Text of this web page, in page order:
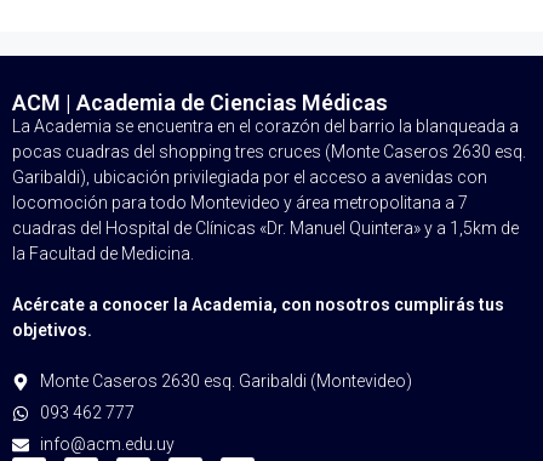
ACM | Academia de Ciencias Médicas
La Academia se encuentra en el corazón del barrio la blanqueada a
pocas cuadras del shopping tres cruces (Monte Caseros 2630 esq.
Garibaldi), ubicación privilegiada por el acceso a avenidas con
locomoción para todo Montevideo y área metropolitana a 7
cuadras del Hospital de Clínicas «Dr. Manuel Quintera» y a 1,5km de
la Facultad de Medicina.
Acércate a conocer la Academia, con nosotros cumplirás tus
objetivos.
Monte Caseros 2630 esq. Garibaldi (Montevideo)
093 462 777
info@acm.edu.uy